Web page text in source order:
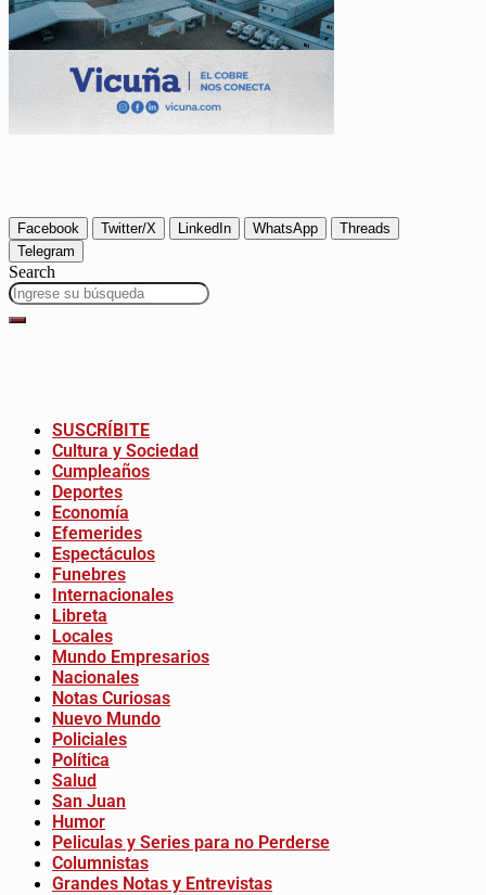
Facebook Twitter/X LinkedIn WhatsApp
Threads
Telegram
Search
SUSCRÍBITE
Cultura y Sociedad
Cumpleaños
Deportes
Economía
Efemerides
Espectáculos
Funebres
Internacionales
Libreta
Locales
Mundo Empresarios
Nacionales
Notas Curiosas
Nuevo Mundo
Policiales
Política
Salud
San Juan
Humor
Peliculas y Series para no Perderse
Columnistas
Grandes Notas y Entrevistas